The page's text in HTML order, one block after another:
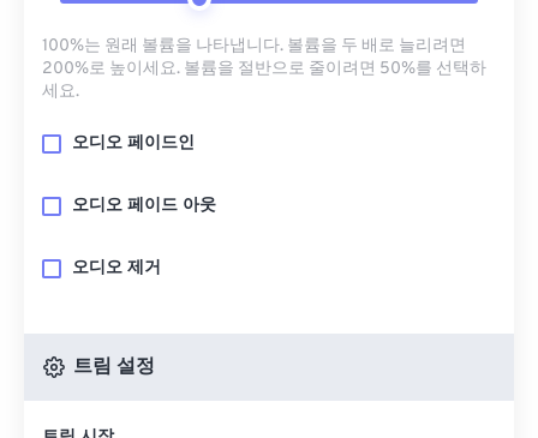
100%는 원래 볼륨을 나타냅니다. 볼륨을 두 배로 늘리려면
200%로 높이세요. 볼륨을 절반으로 줄이려면 50%를 선택하
세요.
오디오 페이드인
오디오 페이드 아웃
오디오 제거
트림 설정